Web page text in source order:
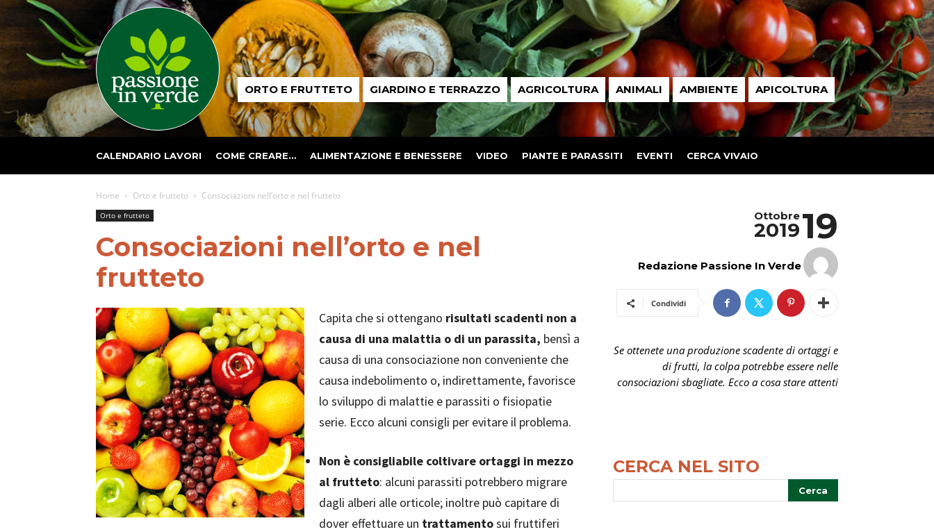
Passione
in ORTO E FRUTTETO GIARDINO E TERRAZZO AGRICOLTURA ANIMALI AMBIENTE APICOLTURA
CALENDARIO LAVORI COME CREARE… ALIMENTAZIONE E BENESSERE VIDEO PIANTE E PARASSITI EVENTI CERCA VIVAIO
Home Orto e frutteto Consociazioni nell’orto e nel frutteto
Orto e frutteto
Consociazioni nell’orto e nel
frutteto
Capita che si ottengano risultati scadenti non a
causa di una malattia o di un parassita, bensì a
causa di una consociazione non conveniente che
causa indebolimento o, indirettamente, favorisce
lo sviluppo di malattie e parassiti o fisiopatie
serie. Ecco alcuni consigli per evitare il problema.
Non è consigliabile coltivare ortaggi in mezzo
al frutteto: alcuni parassiti potrebbero migrare
dagli alberi alle orticole; inoltre può capitare di
dover effettuare un trattamentosui fruttiferi
19
Ottobre
2019
Redazione Passione In Verde
Condividi
Se ottenete una produzione scadente di ortaggi e
di frutti, la colpa potrebbe essere nelle
consociazioni sbagliate. Ecco a cosa stare attenti
CERCA NEL SITO